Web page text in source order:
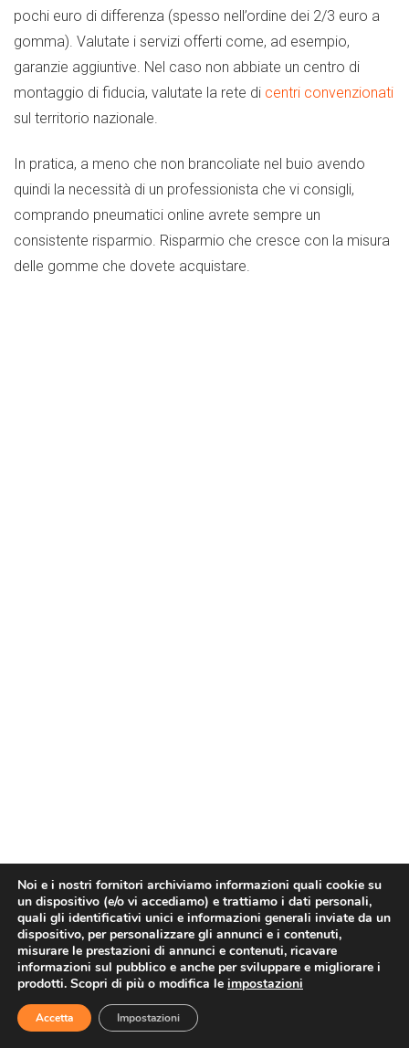
pochi euro di differenza (spesso nell’ordine dei 2/3 euro a
gomma). Valutate i servizi offerti come, ad esempio,
garanzie aggiuntive. Nel caso non abbiate un centro di
montaggio di fiducia, valutate la rete di centri convenzionati
sul territorio nazionale.
In pratica, a meno che non brancoliate nel buio avendo
quindi la necessità di un professionista che vi consigli,
comprando pneumatici online avrete sempre un
consistente risparmio. Risparmio che cresce con la misura
delle gomme che dovete acquistare.
Noi e i nostri fornitori archiviamo informazioni quali cookie su
un dispositivo (e/o vi accediamo) e trattiamo i dati personali,
quali gli identificativi unici e informazioni generali inviate da un
dispositivo, per personalizzare gli annunci e i contenuti,
misurare le prestazioni di annunci e contenuti, ricavare
informazioni sul pubblico e anche per sviluppare e migliorare i
prodotti. Scopri di più o modifica le impostazioni
Accetta Impostazioni